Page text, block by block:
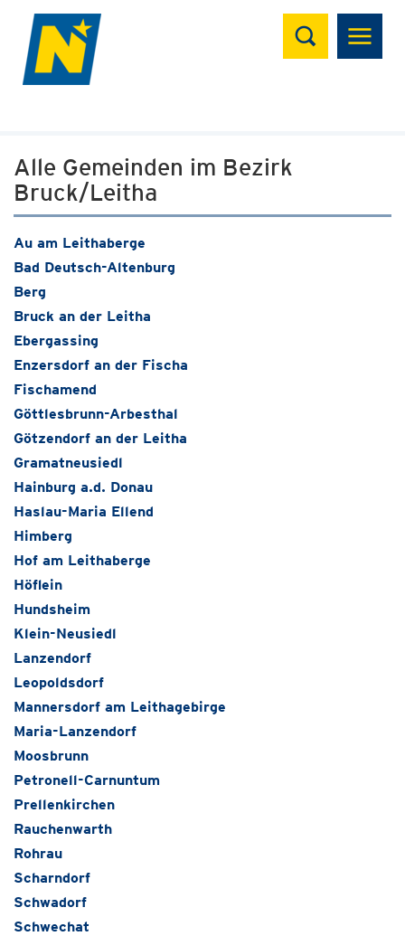
Suchen
Alle Gemeinden im Bezirk
Bruck/Leitha
Au am Leithaberge
Bad Deutsch-Altenburg
Berg
Bruck an der Leitha
Ebergassing
Enzersdorf an der Fischa
Fischamend
Göttlesbrunn-Arbesthal
Götzendorf an der Leitha
Gramatneusiedl
Hainburg a.d. Donau
Haslau-Maria Ellend
Himberg
Hof am Leithaberge
Höflein
Hundsheim
Klein-Neusiedl
Lanzendorf
Leopoldsdorf
Mannersdorf am Leithagebirge
Maria-Lanzendorf
Moosbrunn
Petronell-Carnuntum
Prellenkirchen
Rauchenwarth
Rohrau
Scharndorf
Schwadorf
Schwechat